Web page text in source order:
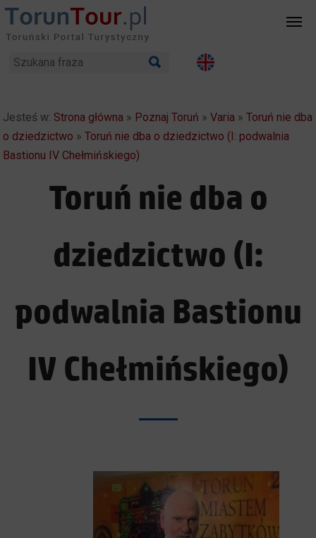
Jesteś w: Strona główna » Poznaj Toruń »Varia »Toruń nie dba
o dziedzictwo »Toruń nie dba o dziedzictwo (I: podwalnia
Bastionu IV Chełmińskiego)
Toruń nie dba o
dziedzictwo (I:
podwalnia Bastionu
IV Chełmińskiego)